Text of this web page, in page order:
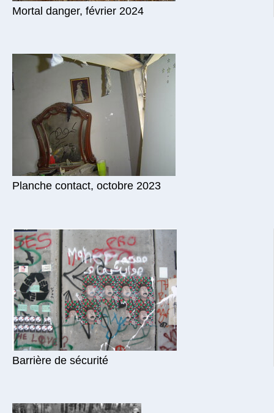
Mortal danger, février 2024
Planche contact, octobre 2023
Barrière de sécurité